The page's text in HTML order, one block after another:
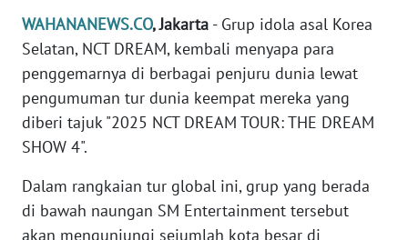
WAHANANEWS.CO, Jakarta - Grup idola asal Korea
Selatan, NCT DREAM, kembali menyapa para
penggemarnya di berbagai penjuru dunia lewat
pengumuman tur dunia keempat mereka yang
diberi tajuk "2025 NCT DREAM TOUR: THE DREAM
SHOW 4".
Dalam rangkaian tur global ini, grup yang berada
di bawah naungan SM Entertainment tersebut
akan mengunjungi sejumlah kota besar di
INDEKS
KONTAK
KAMI
INFO